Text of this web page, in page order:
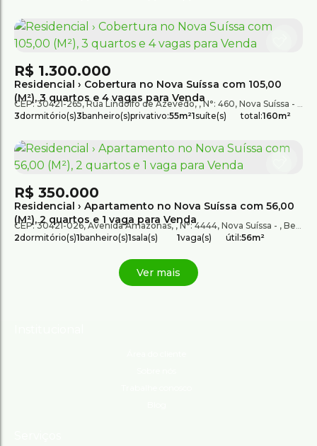
Residencial › Cobertura no Nova Suíssa com 105,00
(M²), 3 quartos e 4 vagas para Venda
R$ 1.300.000
CEP: 30421-265,Rua Lindolfo de Azevedo ,N°: 460, Nova Suíssa ,
3dormitório(s)3banheiro(s)privativo:55m²1suíte(s) total:160m²
Residencial › Apartamento no Nova Suíssa com 56,00
(M²), 2 quartos e 1 vaga para Venda
R$ 350.000
CEP: 30421-026,Avenida Amazonas ,N°:4444, Nova Suíssa , Belo Horizonte
2dormitório(s)1banheiro(s)1sala(s) 1vaga(s) útil:56m²